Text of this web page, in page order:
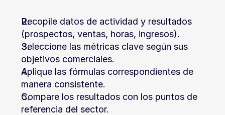
Recopile datos de actividad y resultados
(prospectos, ventas, horas, ingresos).
Seleccione las métricas clave según sus
objetivos comerciales.
Aplique las fórmulas correspondientes de
manera consistente.
Compare los resultados con los puntos de
referencia del sector.